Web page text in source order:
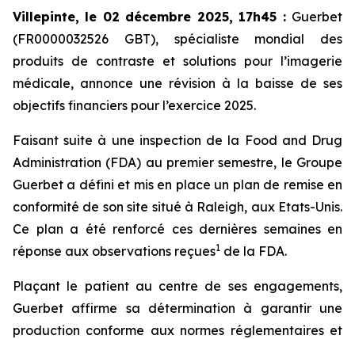
Villepinte, le 02 décembre 2025, 17h45 : Guerbet
(FR0000032526 GBT), spécialiste mondial des
produits de contraste et solutions pour l’imagerie
médicale, annonce une révision à la baisse de ses
objectifs financiers pour l’exercice 2025.
Faisant suite à une inspection de la Food and Drug
Administration (FDA) au premier semestre, le Groupe
Guerbet a défini et mis en place un plan de remise en
conformité de son site situé à Raleigh, aux Etats-Unis.
Ce plan a été renforcé ces dernières semaines en
réponse aux observations reçues1 de la FDA.
Plaçant le patient au centre de ses engagements,
Guerbet affirme sa détermination à garantir une
production conforme aux normes réglementaires et